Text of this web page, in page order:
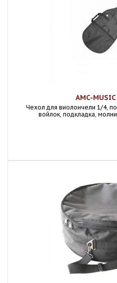
AMC-
Чехол для виолончели 1/4,
войлок, подкладка,